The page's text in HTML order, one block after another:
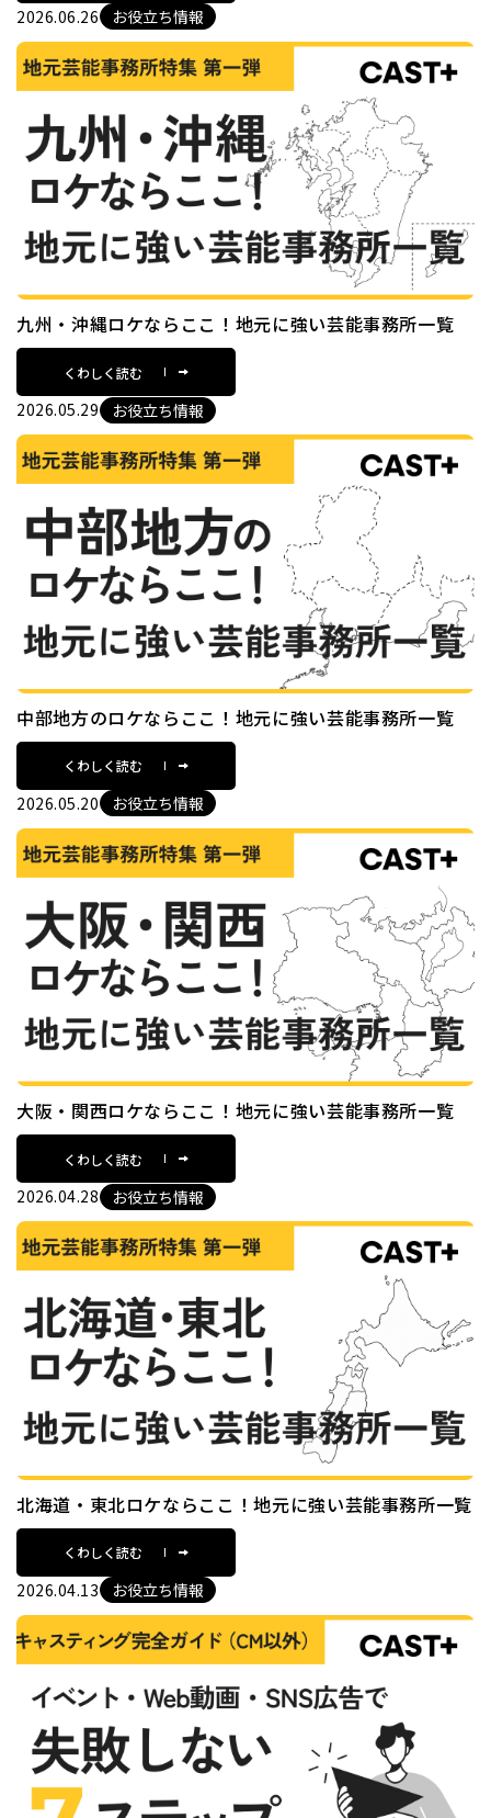
2026.06.26 お役立ち情報
九州・沖縄ロケならここ！地元に強い芸能事務所一覧
くわしく読む
2026.05.29 お役立ち情報
中部地方のロケならここ！地元に強い芸能事務所一覧
くわしく読む
2026.05.20 お役立ち情報
大阪・関西ロケならここ！地元に強い芸能事務所一覧
くわしく読む
2026.04.28 お役立ち情報
北海道・東北ロケならここ！地元に強い芸能事務所一覧
くわしく読む
2026.04.13 お役立ち情報